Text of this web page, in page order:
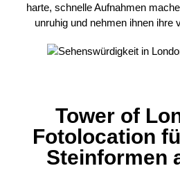
harte, schnelle Aufnahmen
unruhig und nehmen ihnen ihre
Tower of
Fotolocation
Steinformen